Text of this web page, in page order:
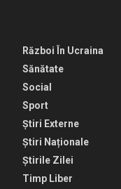
Război În Ucraina
Sănătate
Social
Sport
Știri Externe
Știri Naționale
Știrile Zilei
Timp Liber